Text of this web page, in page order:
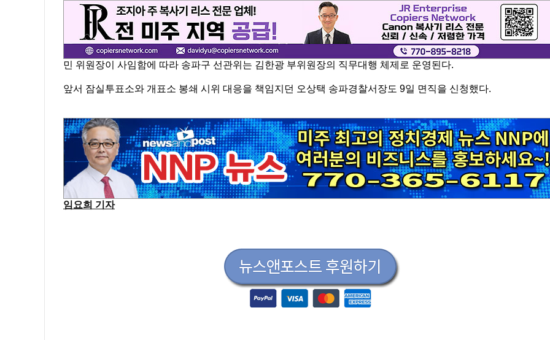
민 위원장이 사임함에 따라 송파구 선관위는 김한광 부위원장의 직무대행 체제로 운영된다.
앞서 잠실투표소와 개표소 봉쇄 시위 대응을 책임지던 오상택 송파경찰서장도 9일 면직을 신청했다.
임요희 기자